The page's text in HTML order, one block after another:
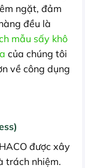
ngặt, đảm
đều là
mẫu sấy khô
của chúng tôi
về công dụng
được xây
trách nhiệm.